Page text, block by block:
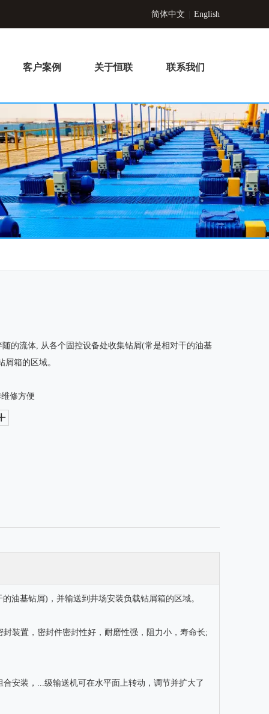
简体中文 English
客户案例 关于恒联 联系我们
的流体, 从各个固控设备处收集钻屑(常是相对干的油基
箱的区域。
修方便
油基钻屑)，并输送到井场安装负载钻屑箱的区域。
装置，密封件密封性好，耐磨性强，阻力小，寿命长;
安装，...级输送机可在水平面上转动，调节并扩大了